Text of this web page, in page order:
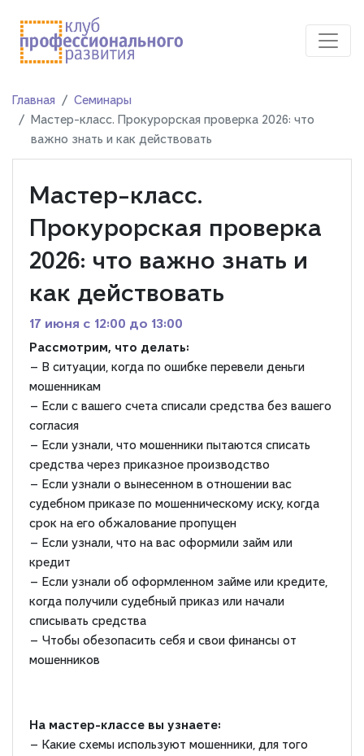
Главная
Семинары
Мастер-класс. Прокурорская проверка 2026: что
важно знать и как действовать
Мастер-класс.
Прокурорская проверка
2026: что важно знать и
как действовать
17 июня c 12:00 до 13:00
Рассмотрим, что делать:
— В ситуации, когда по ошибке перевели деньги
мошенникам
— Если с вашего счета списали средства без вашего
согласия
— Если узнали, что мошенники пытаются списать
средства через приказное производство
— Если узнали о вынесенном в отношении вас
судебном приказе по мошенническому иску, когда
срок на его обжалование пропущен
— Если узнали, что на вас оформили займ или
кредит
— Если узнали об оформленном займе или кредите,
когда получили судебный приказ или начали
списывать средства
— Чтобы обезопасить себя и свои финансы от
мошенников
На мастер-классе вы узнаете:
— Какие схемы используют мошенники, для того